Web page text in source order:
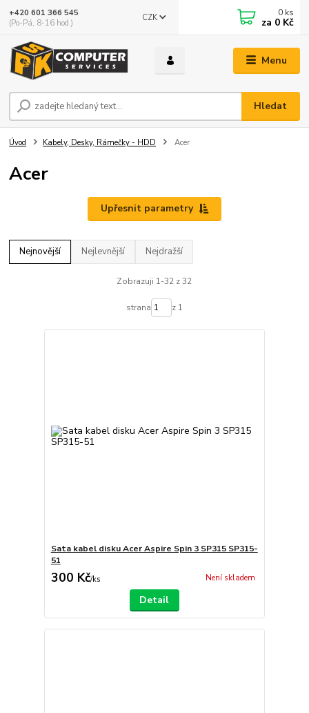
Menu
CZK
Hledat
+420 601 366 545
(Po-Pá, 8-16 hod.)
0 ks
za 0 Kč
Úvod Kabely, Desky, Rámečky - HDD Acer
Acer
Upřesnit parametry
Nejnovější Nejlevnější Nejdražší
Zobrazuji 1-32 z 32
strana z 1
Sata kabel disku Acer Aspire Spin 3 SP315 SP315-
51
300 Kč/ks Není skladem
Detail